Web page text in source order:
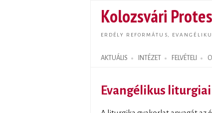
Kolozsvári
ERDÉLY REFORMÁTUS,
AKTUÁLIS INTÉZET FELVÉTELI
Search form
Evangélikus liturgiai